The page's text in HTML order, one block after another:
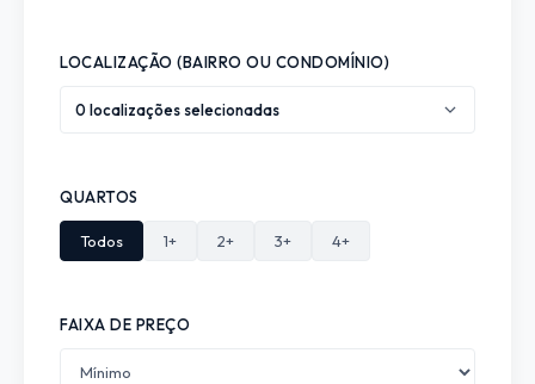
LOCALIZAÇÃO (BAIRRO OU CONDOMÍNIO)
0 localizações selecionadas
QUARTOS
Todos 1+ 2+ 3+ 4+
FAIXA DE PREÇO